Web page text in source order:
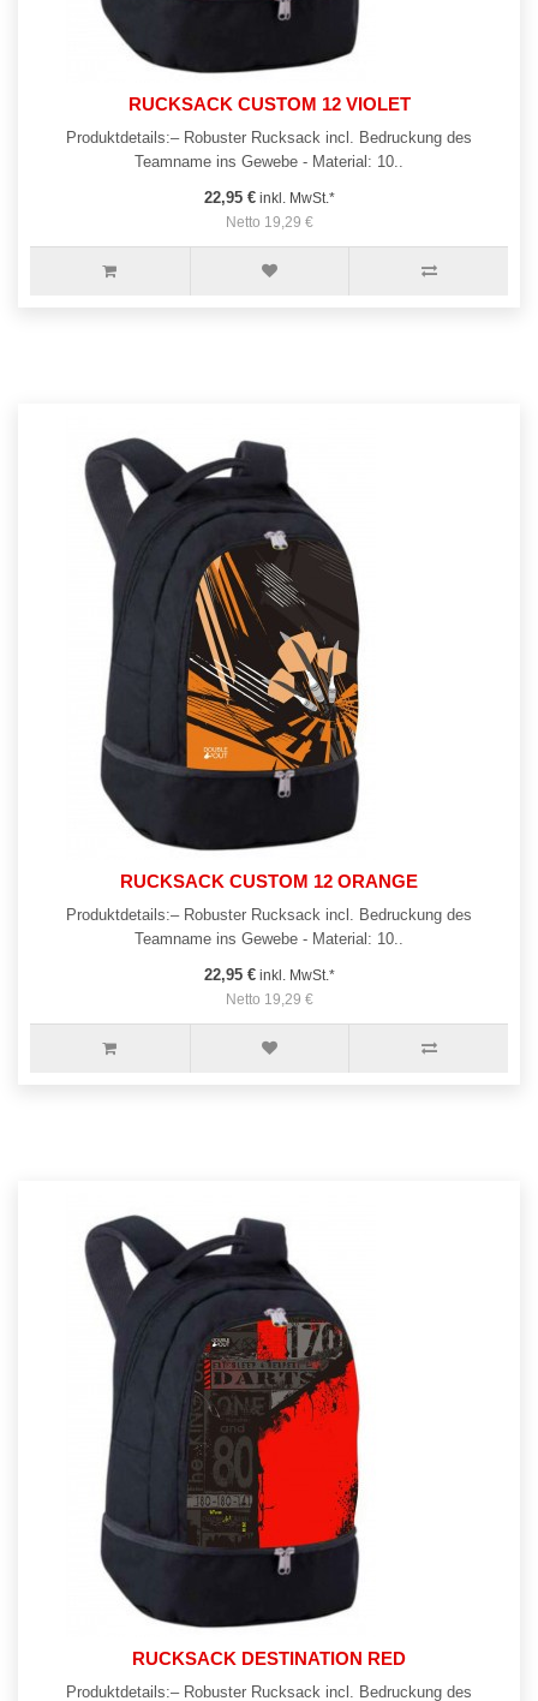
RUCKSACK CUSTOM 12 VIOLET
Produktdetails:– Robuster Rucksack incl. Bedruckung des
Teamname ins Gewebe - Material: 10..
22,95 €inkl. MwSt.*
Netto 19,29 €
RUCKSACK CUSTOM 12 ORANGE
Produktdetails:– Robuster Rucksack incl. Bedruckung des
Teamname ins Gewebe - Material: 10..
22,95 €inkl. MwSt.*
Netto 19,29 €
RUCKSACK DESTINATION RED
Produktdetails:– Robuster Rucksack incl. Bedruckung des